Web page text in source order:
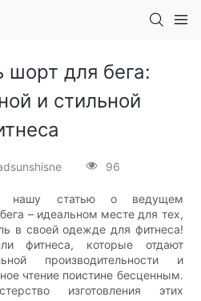
шорт для бега:
и стильной
96
нашу статью о ведущем
– идеальном месте для тех,
в своей одежде для фитнеса!
фитнеса, которые отдают
производительности и
чтение поистине бесценным.
изготовления этих